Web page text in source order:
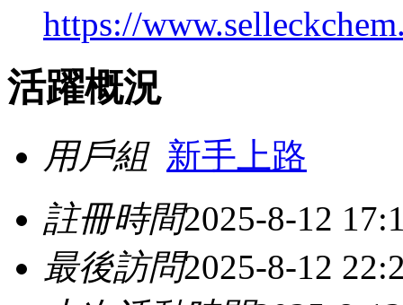
https://
活躍概況
用戶組 新手上路
註冊時間2025-8-12
最後訪問2025-8-12